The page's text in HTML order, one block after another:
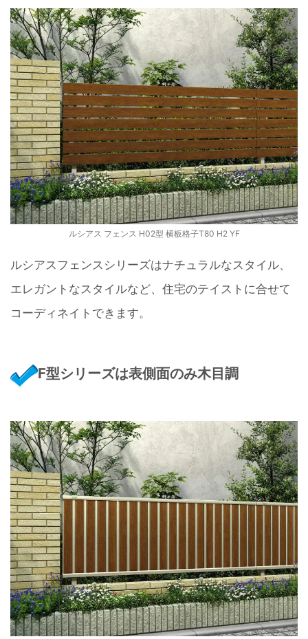
ルシアス フェンス H02型 横板格子T80 H2 YF
ルシアスフェンスシリーズはナチュラルなスタイル、
エレガントなスタイルなど、住宅のテイストに合せて
コーディネイトできます。
F型シリーズは表側面のみ木目調